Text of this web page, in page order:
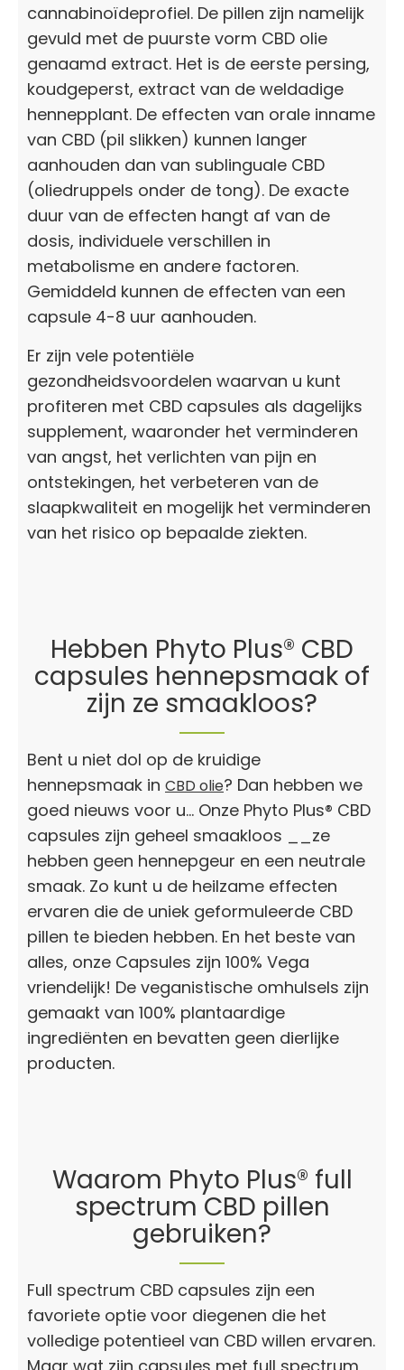
cannabinoïdeprofiel. De pillen zijn namelijk
gevuld met de puurste vorm CBD olie
genaamd extract. Het is de eerste persing,
koudgeperst, extract van de weldadige
hennepplant. De effecten van orale inname
van CBD (pil slikken) kunnen langer
aanhouden dan van sublinguale CBD
(oliedruppels onder de tong). De exacte
duur van de effecten hangt af van de
dosis, individuele verschillen in
metabolisme en andere factoren.
Gemiddeld kunnen de effecten van een
capsule 4-8 uur aanhouden.
Er zijn vele potentiële
gezondheidsvoordelen waarvan u kunt
profiteren met CBD capsules als dagelijks
supplement, waaronder het verminderen
van angst, het verlichten van pijn en
ontstekingen, het verbeteren van de
slaapkwaliteit en mogelijk het verminderen
van het risico op bepaalde ziekten.
Hebben Phyto Plus® CBD
capsules hennepsmaak of
zijn ze smaakloos?
Bent u niet dol op de kruidige
hennepsmaak in CBD olie? Dan hebben we
goed nieuws voor u... Onze Phyto Plus® CBD
capsules zijn geheel smaakloos __ze
hebben geen hennepgeur en een neutrale
smaak. Zo kunt u de heilzame effecten
ervaren die de uniek geformuleerde CBD
pillen te bieden hebben. En het beste van
alles, onze Capsules zijn 100% Vega
vriendelijk! De veganistische omhulsels zijn
gemaakt van 100% plantaardige
ingrediënten en bevatten geen dierlijke
producten.
Waarom Phyto Plus® full
spectrum CBD pillen
gebruiken?
Full spectrum CBD capsules zijn een
favoriete optie voor diegenen die het
volledige potentieel van CBD willen ervaren.